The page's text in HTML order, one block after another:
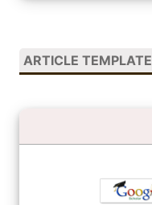
ARTICLE TEMPLATE